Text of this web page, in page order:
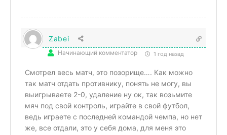
Zabei
Начинающий комментатор 1 год назад
Смотрел весь матч, это позорище…. Как можно
так матч отдать противнику, понять не могу, вы
выигрываете 2-0, удаление ну ок, так возьмите
мяч под свой контроль, играйте в свой футбол,
ведь играете с последней командой чемпа, но нет
же, все отдали, это у себя дома, для меня это